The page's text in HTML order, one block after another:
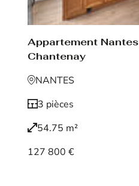
Appartement Nantes
Chantenay
NANTES
3 pièces
54.75 m²
127 800 €